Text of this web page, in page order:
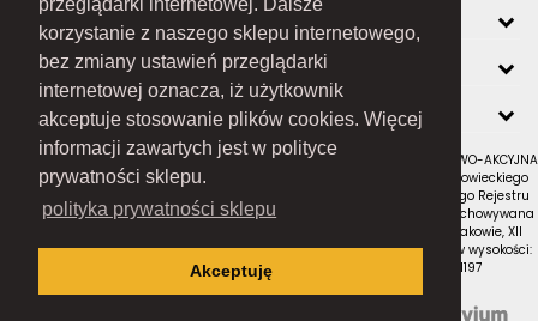
przeglądarki internetowej. Dalsze
korzystanie z naszego sklepu internetowego,
bez zmiany ustawień przeglądarki
internetowej oznacza, iż użytkownik
akceptuje stosowanie plików cookies. Więcej
informacji zawartych jest w polityce
prywatności sklepu.
polityka prywatności sklepu
Akceptuję
ZOBACZ RÓWNIEŻ
KONTAKT
NEWSLETTER
RAMEX SPÓŁKA Z OGRANICZONĄ ODPOWIEDZIALNOŚCIĄ SPÓŁKA KOMANDYTOWO-AKCYJNA
z siedzibą w Nowym Sączu (adres siedziby i adres do doręczeń: ul. Wiśniowieckiego
123 C, 33-300 Nowy Sącz); wpisana do Rejestru Przedsiębiorców Krajowego Rejestru
Sądowego pod numerem KRS 0000434051; sąd rejestrowy, w którym przechowywana
jest dokumentacja spółki: Sąd Rejonowy dla Krakowa-Śródmieścia w Krakowie, XII
Wydział Gospodarczy Krajowego Rejestru Sądowego; kapitał zakładowy w wysokości:
10 050 000 zł, w całości opłacony; NIP: 7343516936; REGON: 122671197